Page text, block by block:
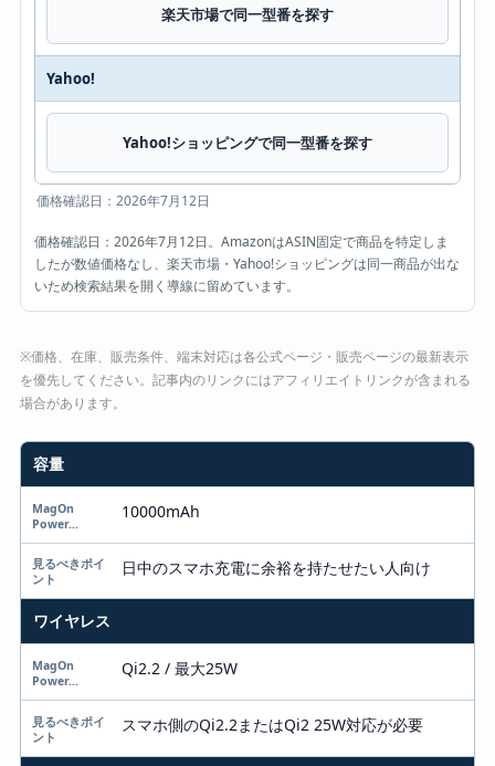
楽天市場で同一型番を探す
Yahoo!
Yahoo!ショッピングで同一型番を探す
価格確認日：2026年7月12日
価格確認日：2026年7月12日。AmazonはASIN固定で商品を特定しま
したが数値価格なし、楽天市場・Yahoo!ショッピングは同一商品が出な
いため検索結果を開く導線に留めています。
※価格、在庫、販売条件、端末対応は各公式ページ・販売ページの最新表示
を優先してください。記事内のリンクにはアフィリエイトリンクが含まれる
場合があります。
項目
MagOn PowerMax 10000
見るべきポイント
容量
10000mAh
日中のスマホ充電に余裕を持たせたい人向け
ワイヤレス
Qi2.2 / 最大25W
スマホ側のQi2.2またはQi2 25W対応が必要